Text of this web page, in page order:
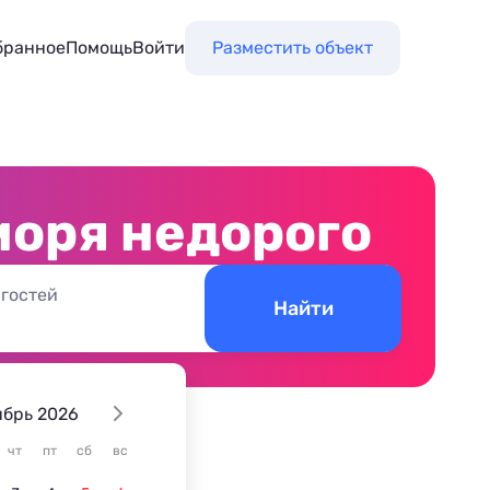
ПомощьВойти Разместить объект
недорого
2026
чт пт сб вс
Найти